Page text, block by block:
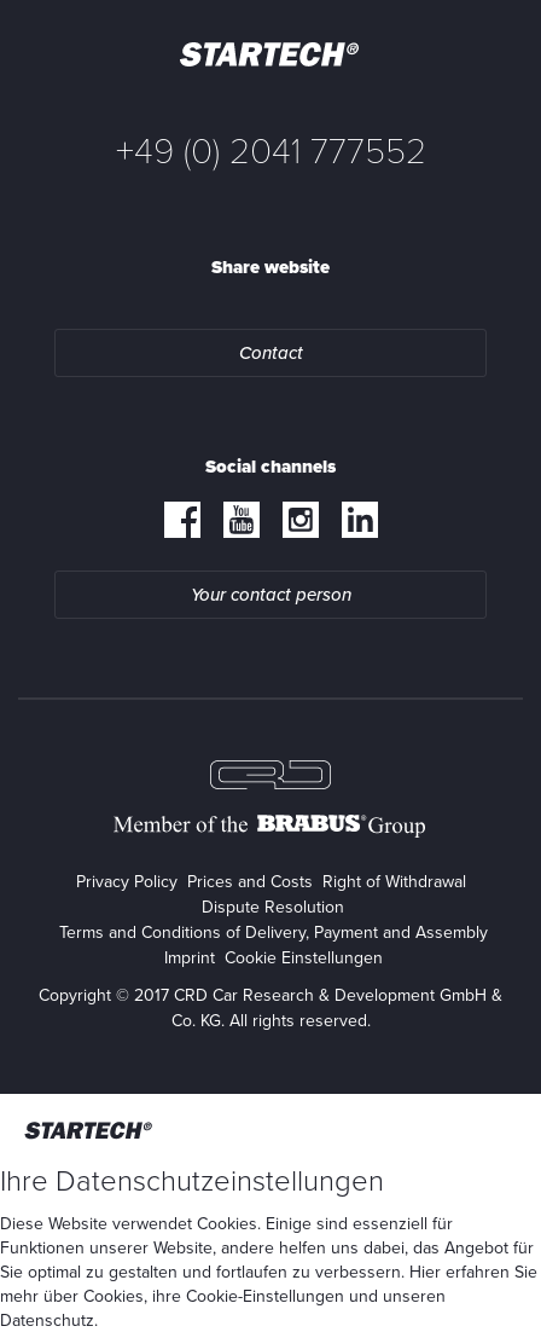
+49 (0) 2041 777552
Share website
Contact
Social channels
Your contact person
Privacy Policy Prices and Costs Right of Withdrawal
Dispute Resolution
Terms and Conditions of Delivery, Payment and Assembly
Imprint Cookie Einstellungen
Copyright © 2017 CRD Car Research & Development GmbH &
Co. KG. All rights reserved.
Ihre Datenschutzeinstellungen
Diese Website verwendet Cookies. Einige sind essenziell für
Funktionen unserer Website, andere helfen uns dabei, das Angebot für
Sie optimal zu gestalten und fortlaufen zu verbessern. Hier erfahren Sie
mehr über Cookies, ihre Cookie-Einstellungen und unseren
Datenschutz.